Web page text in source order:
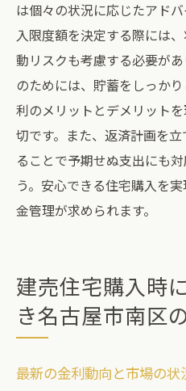
は個々の状況に応じたアド
入限度額を決定する際には
動リスクも考慮する必要が
のためには、貯蓄をしっか
利のメリットとデメリット
切です。また、返済計画を
ることで予期せぬ支出にも
う。安心できる住宅購入を
金管理が求められます。
建売住宅購入時
き名古屋市南区
最新の金利動向と市場の状